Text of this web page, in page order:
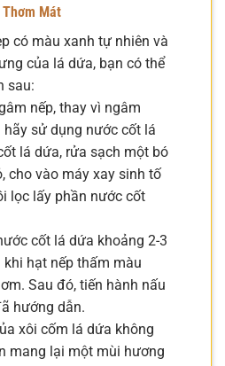
Thơm Mát
có màu xanh tự nhiên và
của lá dứa, bạn có thể
sau:
nếp, thay vì ngâm
hãy sử dụng nước cốt lá
lá dứa, rửa sạch một bó
cho vào máy xay sinh tố
lọc lấy phần nước cốt
cốt lá dứa khoảng 2-3
hạt nếp thấm màu
Sau đó, tiến hành nấu
hướng dẫn.
xôi cốm lá dứa không
mang lại một mùi hương